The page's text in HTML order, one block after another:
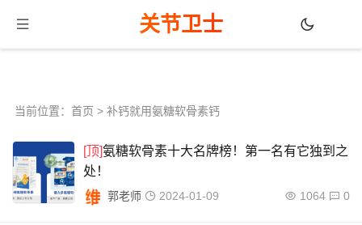
关节卫士
当前位置： 首页 > 补钙就用氨糖软骨素钙
[顶]氨糖软骨素十大名牌榜！第一名有它独到之
处！
郭老师 2024-01-09 1064 0